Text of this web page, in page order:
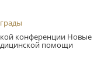
конференции Новые
помощи